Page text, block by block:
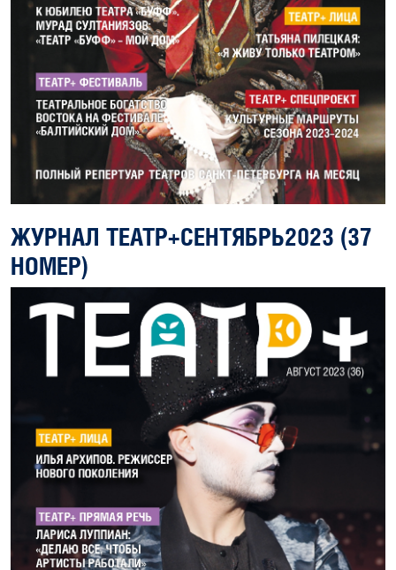
ЖУРНАЛ ТЕАТР+СЕНТЯБРЬ2023 (37
НОМЕР)